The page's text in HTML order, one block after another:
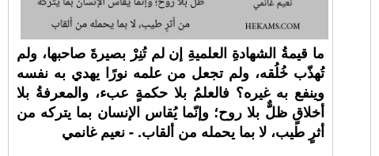
ما قيمةُ الشهادةِ العلميةِ إن لم تُنِرْ بصيرةَ صاحبها، ولم
تُهذّب خُلُقه، ولم تجعل من علمه نورًا يهدي به نفسه
وينفع به غيره؟ فالعلمُ بلا حكمةٍ عبء، والمعرفةُ بلا
أخلاقٍ ظلٌّ بلا روح؛ وإنّما يُقاس الإنسان بما يتركه من
أثرٍ طيب، لا بما يحمله من ألقاب. - نعيم غانمي